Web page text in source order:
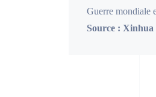
Guerre mondiale
Source : Xinhua